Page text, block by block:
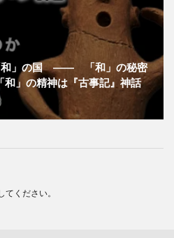
和」の国 ―― 「和」の秘密
」の精神は『古事記』神話
てください。